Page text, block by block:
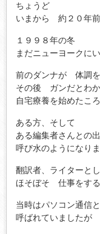
ちょうど
いまから 約２０年前
１９９８年の冬
まだニューヨークに
前のダンナが 体調
その後 ガンだとわか
自宅療養を始めたこ
ある方、そして
ある編集者さんとの
呼び水のようになりま
翻訳者、ライターと
ほそぼそ 仕事をす
当時はパソコン通信と
呼ばれていましたが